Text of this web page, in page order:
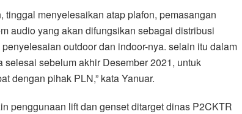
menyelesaikan atap plafon, pemasangan
audio yang akan difungsikan sebagai distribusi
outdoor dan indoor-nya. selain itu dalam
sebelum akhir Desember 2021, untuk
dengan pihak PLN,” kata Yanuar.
penggunaan lift dan genset ditarget dinas P2CKTR